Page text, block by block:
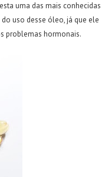
uma das mais conhecidas
uso desse óleo, já que ele
problemas hormonais.